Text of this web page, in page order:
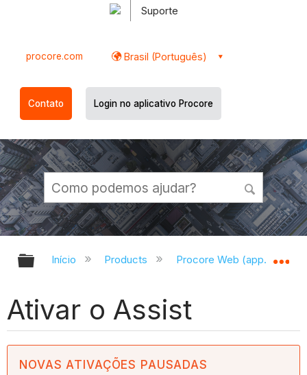
Suporte
procore.com Brasil (Português)
Contato Login no aplicativo Procore
Expandir/recolher hierarquia
Início Products Procore Web
Ativar o Assist
NOVAS ATIVAÇÕES PAUSADAS